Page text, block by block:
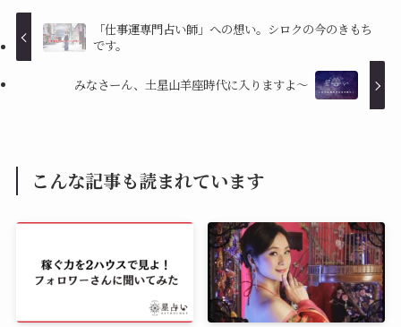
「仕事運専門占い師」への想い。シロクの今のきもち
です。
みなさーん、土星山羊座時代に入りますよ〜
こんな記事も読まれています